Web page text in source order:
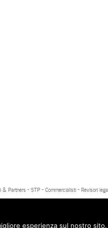
& Partners - STP - Commercialisti - Revisori
esperienza sul nostro